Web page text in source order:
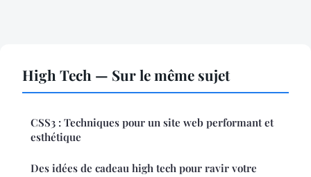
High Tech — Sur le même sujet
CSS3 : Techniques pour un site web performant et
esthétique
Des idées de cadeau high tech pour ravir votre